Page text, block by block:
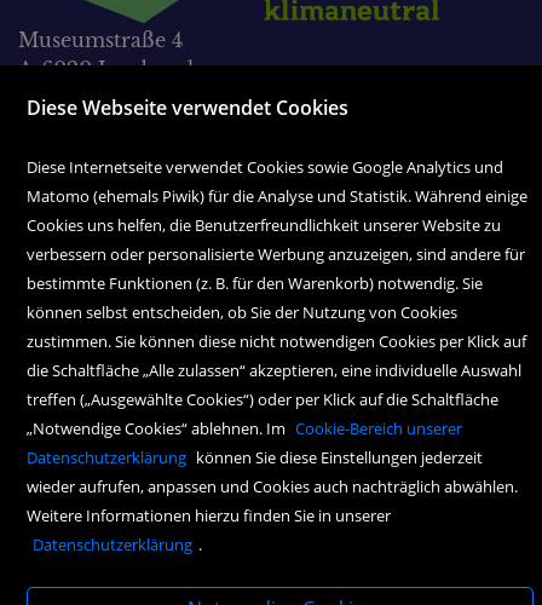
Museumstraße 4
A-6020 Innsbruck
Tel. 0512 595 05-0
office@wagnersche.at
Montag bis Freitag:
9.00 Uhr bis 18.30 Uhr
Samstag:
9.00 Uhr bis 17.00 Uhr
Copyright Icons: Fahrradicon
Diese Webseite verwendet Cookies
Diese Internetseite verwendet Cookies sowie Google Analytics und
Matomo (ehemals Piwik) für die Analyse und Statistik. Während einige
Cookies uns helfen, die Benutzerfreundlichkeit unserer Website zu
verbessern oder personalisierte Werbung anzuzeigen, sind andere für
bestimmte Funktionen (z. B. für den Warenkorb) notwendig. Sie
können selbst entscheiden, ob Sie der Nutzung von Cookies
zustimmen. Sie können diese nicht notwendigen Cookies per Klick auf
die Schaltfläche „Alle zulassen“ akzeptieren, eine individuelle Auswahl
treffen („Ausgewählte Cookies“) oder per Klick auf die Schaltfläche
„Notwendige Cookies“ ablehnen. Im Cookie-Bereich unserer
Datenschutzerklärung können Sie diese Einstellungen jederzeit
wieder aufrufen, anpassen und Cookies auch nachträglich abwählen.
Weitere Informationen hierzu finden Sie in unserer
Datenschutzerklärung .